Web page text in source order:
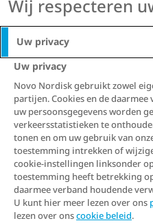
Meer over
Wij respecteren
Uw privacy
Uw privacy
Novo Nordisk gebruikt zowel
partijen. Cookies en de
uw persoonsgegevens worden
verkeersstatistieken te
tonen en om uw gebruik van
toestemming intrekken of
cookie-instellingen linksonder
toestemming heeft betrekking
daarmee verband houdende
U kunt hier meer lezen over ons
lezen over onscookie beleid.